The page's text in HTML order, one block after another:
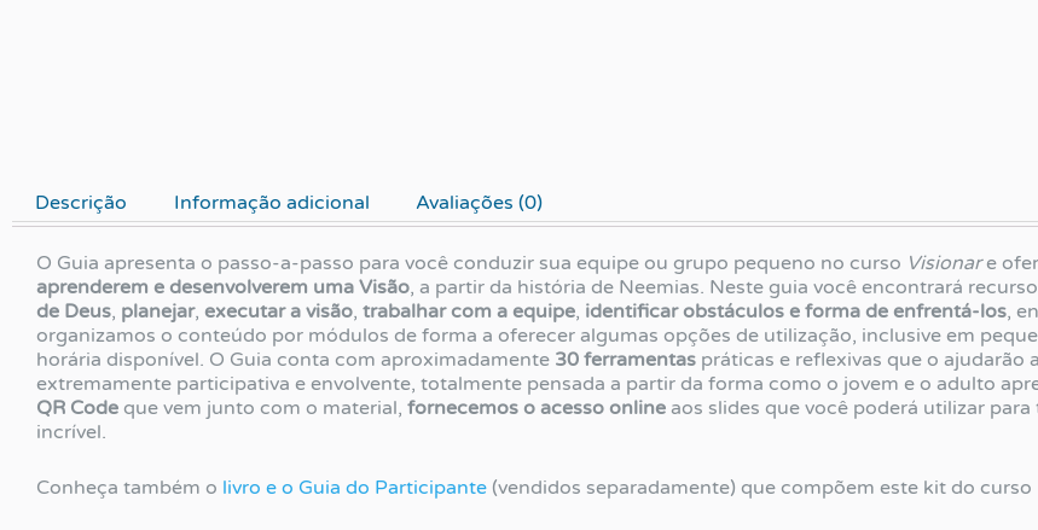
Descrição Informação adicional Avaliações (0)
O Guia apresenta o passo-a-passo para você conduzir sua equipe ou grupo pequeno no curso Visionare
aprenderem e desenvolverem uma Visão, a partir da história de Neemias. Neste guia você encontrará
de Deus, planejar, executar a visão, trabalhar com a equipe, identificar obstáculos e forma de enfrentá-los,
organizamos o conteúdo por módulos de forma a oferecer algumas opções de utilização, inclusive em
horária disponível. O Guia conta com aproximadamente 30 ferramentas práticas e reflexivas que o ajudarão
extremamente participativa e envolvente, totalmente pensada a partir da forma como o jovem e o adulto
QR Code que vem junto com o material, fornecemos o acesso online aos slides que você poderá utilizar
incrível.
Conheça também o livro e o Guia do Participante (vendidos separadamente) que compõem este kit do curso